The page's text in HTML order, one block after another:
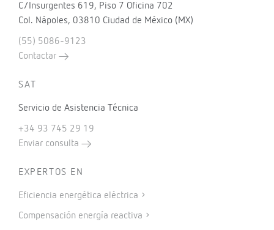
C/Insurgentes 619, Piso 7 Oficina 702
Col. Nápoles, 03810 Ciudad de México (MX)
(55) 5086-9123
Contactar
SAT
Servicio de Asistencia Técnica
+34 93 745 29 19
Enviar consulta
EXPERTOS EN
Eficiencia energética eléctrica
Compensación energía reactiva